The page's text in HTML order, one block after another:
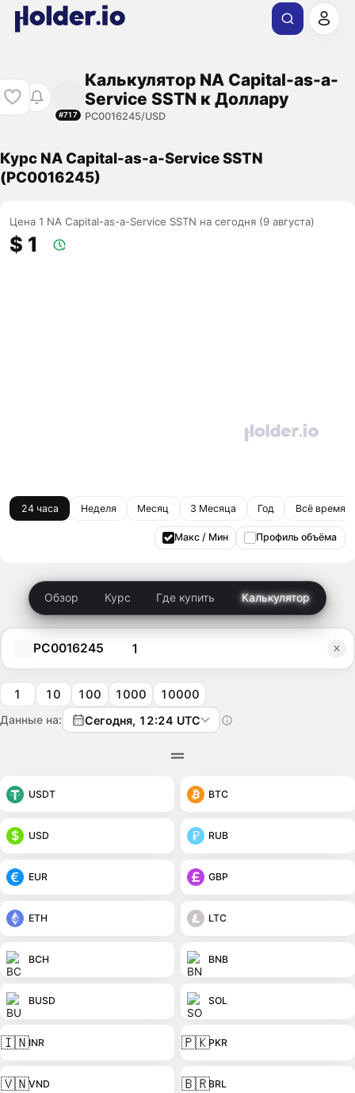
#717
Калькулятор NA Capital-as-a-
Service SSTN к Доллару
PC0016245/USD
Курс NA Capital-as-a-Service SSTN
(PC0016245)
Цена 1 NA Capital-as-a-Service SSTN на сегодня (9 августа)
$ 1
24 часа Неделя Месяц 3 Месяца Год Всё время
Макс / Мин Профиль объёма
Обзор Курс Где купить Калькулятор
PC0016245
1 10 100 1000 10000
Данные на: Сегодня, 12:24 UTC
USDT BTC
USD RUB
EUR GBP
ETH LTC
BCH BNB
BUSD SOL
🇮🇳INR 🇵🇰PKR
🇻🇳VND 🇧🇷BRL